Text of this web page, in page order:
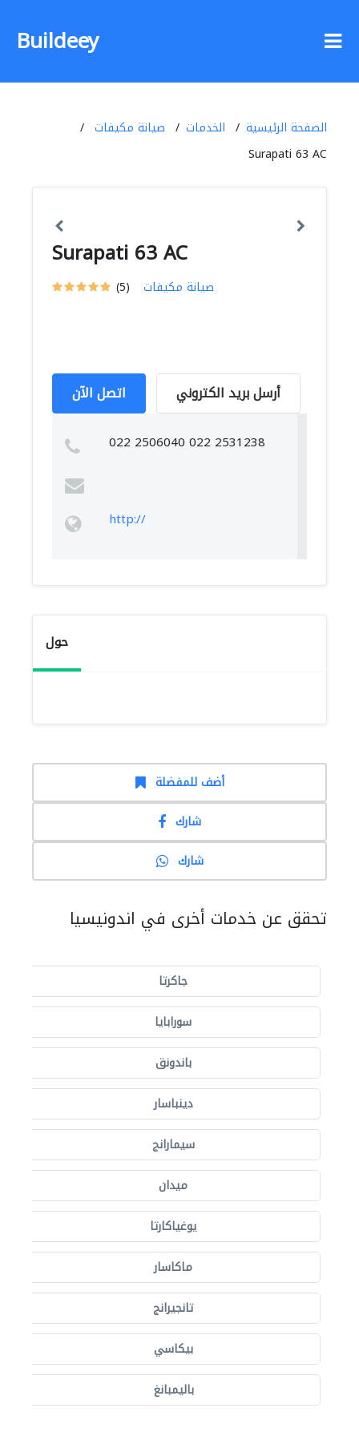
Buildeey
الصفحة الرئيسية الخدمات
صيانة مكيفات
Surapati 63 AC
Surapati 63 AC
(5) صيانة مكيفات
اتصل الآن أرسل بريد الكتروني
022 2506040 022 2531238
http://
حول
أضف للمفضلة
شارك
شارك
تحقق عن خدمات أخرى في اندونيسيا
جاكرتا
سورابايا
باندونق
دينباسار
سيمارانج
ميدان
يوغياكارتا
ماكاسار
تانجيرانج
بيكاسي
باليمبانغ